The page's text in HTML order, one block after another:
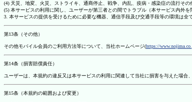
(4) 天災、地変、火災、ストライキ、通商停止、戦争、内乱、疫病・感染症の流行そ
(5) 本サービスの利用に関し、ユーザーが第三者との間でトラブル（本サービス内外
3. 本サービスの提供を受けるために必要な機器、通信手段及び交通手段等の環境は
第13条（その他）
その他モバイル会員のご利用方法等について、当社ホームページ(https://
第14条（損害賠償責任）
ユーザーは、本規約の違反又は本サービスの利用に関連して当社に損害を与えた場合
第15条（本規約の範囲および変更）